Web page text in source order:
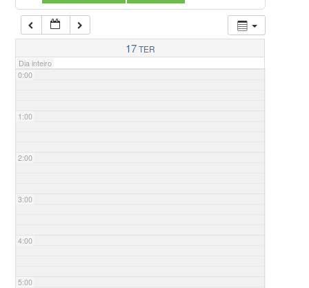
17TER
Dia inteiro
0:00
1:00
2:00
3:00
4:00
5:00